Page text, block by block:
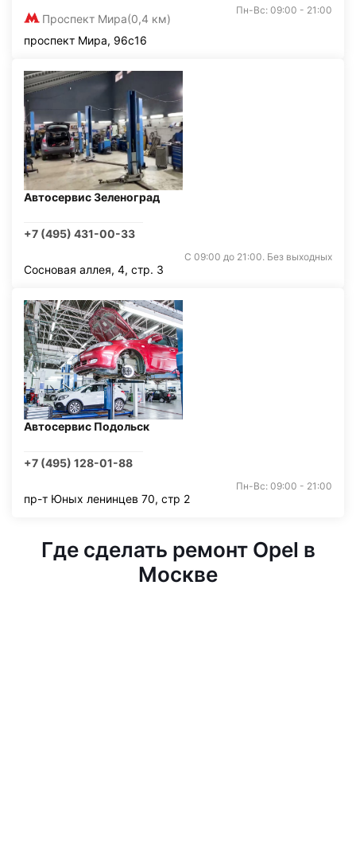
Проспект Мира(0,4 км)
Пн-Вс: 09:00 - 21:00
проспект Мира, 96с16
Автосервис Зеленоград
+7 (495) 431-00-33
С 09:00 до 21:00. Без выходных
Сосновая аллея, 4, стр. 3
Автосервис Подольск
+7 (495) 128-01-88
Пн-Вс: 09:00 - 21:00
пр-т Юных ленинцев 70, стр 2
Где сделать ремонт Opel в
Москве